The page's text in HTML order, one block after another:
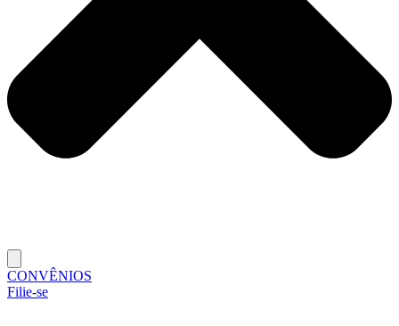
CONVÊNIOS
Filie-se